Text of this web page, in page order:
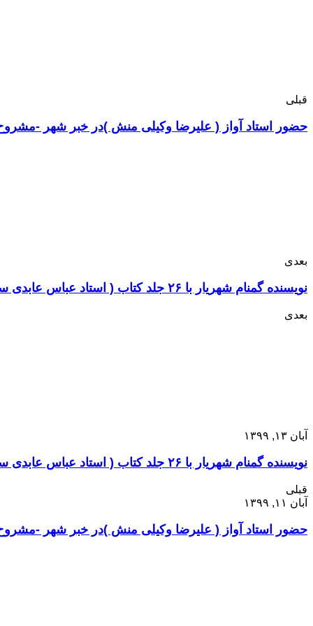
قبلی
حضور استاد آواز ( علیرضا وکیلی منش )در خبر شهر -مشروح خبر
بعدی
نویسنده گمنام شهریار با ۲۶ جلد کتاب ( استاد عباس عابدی ساوجی )
بعدی
آبان ۱۳, ۱۳۹۹
نویسنده گمنام شهریار با ۲۶ جلد کتاب ( استاد عباس عابدی ساوجی )
قبلی
آبان ۱۱, ۱۳۹۹
حضور استاد آواز ( علیرضا وکیلی منش )در خبر شهر -مشروح خبر